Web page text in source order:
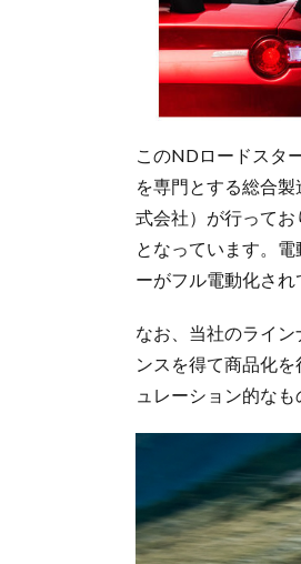
このNDロードスタ
を専門とする総合
式会社）が行って
となっています。
ーがフル電動化され
なお、当社のライ
ンスを得て商品化
ュレーション的なも